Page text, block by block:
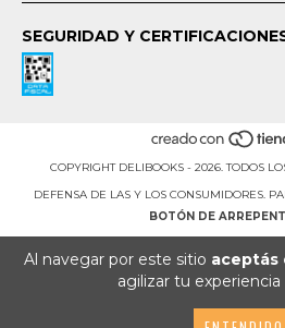
Al navegar por este sitio aceptás
agilizar tu
SEGURIDAD Y
COPYRIGHT DELIBOOKS - 2026. TODOS
DEFENSA DE LAS Y LOS CONSUMIDORES.
BOTÓN DE